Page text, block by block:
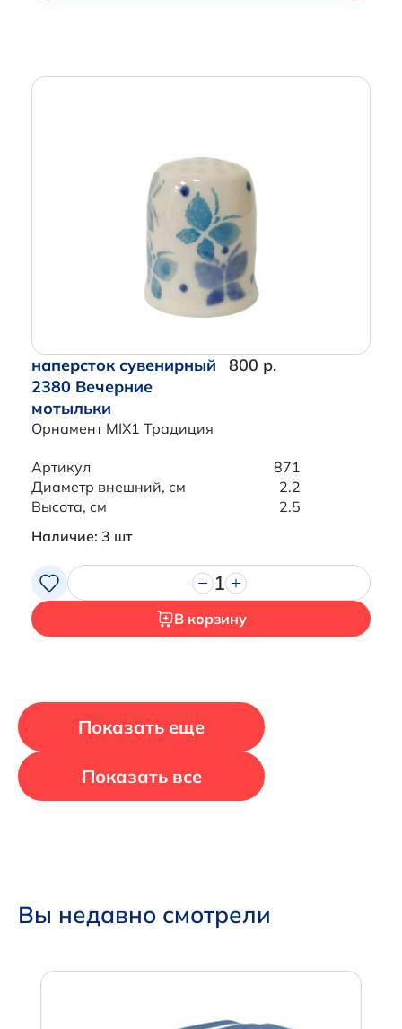
наперсток сувенирный
2380 Вечерние
мотыльки
Орнамент MIX1 Традиция
800 р.
Артикул
871
Диаметр внешний, см
2.2
Высота, см
2.5
Наличие: 3 шт
1
В корзину
Показать еще
Показать все
Вы недавно смотрели